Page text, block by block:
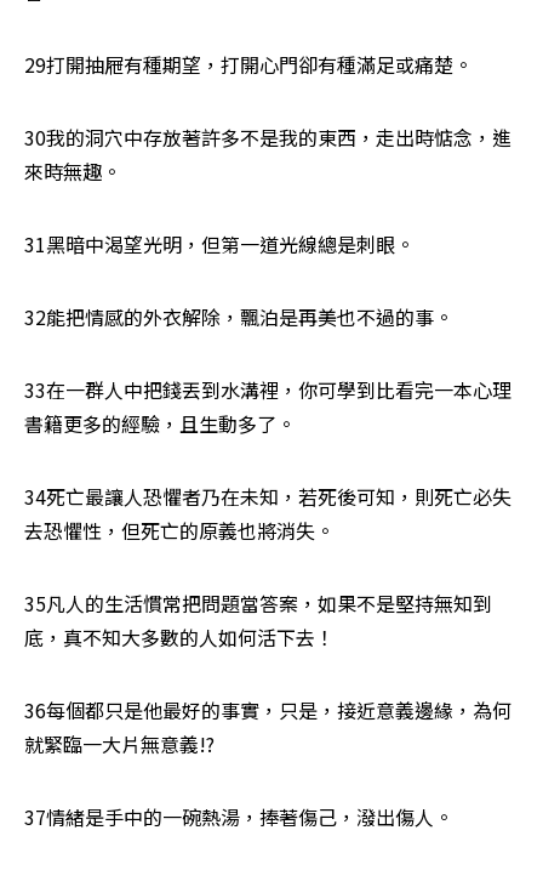
29打開抽屜有種期望，打開心門卻有種滿足或痛楚。
30我的洞穴中存放著許多不是我的東西，走出時惦念，進
來時無趣。
31黑暗中渴望光明，但第一道光線總是刺眼。
32能把情感的外衣解除，飄泊是再美也不過的事。
33在一群人中把錢丟到水溝裡，你可學到比看完一本心理
書籍更多的經驗，且生動多了。
34死亡最讓人恐懼者乃在未知，若死後可知，則死亡必失
去恐懼性，但死亡的原義也將消失。
35凡人的生活慣常把問題當答案，如果不是堅持無知到
底，真不知大多數的人如何活下去！
36每個都只是他最好的事實，只是，接近意義邊緣，為何
就緊臨一大片無意義!?
37情緒是手中的一碗熱湯，捧著傷己，潑出傷人。